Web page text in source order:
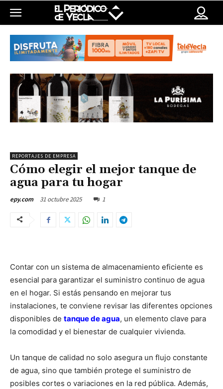
REPORTAJES DE EMPRESA
Cómo elegir el mejor tanque de
agua para tu hogar
epy.com 31 octubre 2025 1
Contar con un sistema de almacenamiento eficiente es
esencial para garantizar el suministro continuo de agua
en el hogar. Si estás pensando en mejorar tus
instalaciones, te conviene revisar las diferentes opciones
disponibles de tanque de agua, un elemento clave para
la comodidad y el bienestar de cualquier vivienda.
Un tanque de calidad no solo asegura un flujo constante
de agua, sino que también protege el suministro de
posibles cortes o variaciones en la red pública. Además,